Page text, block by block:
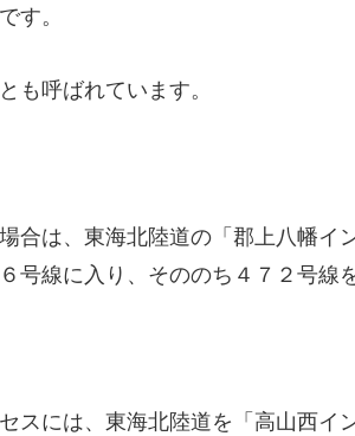
す。
も呼ばれています。
合は、東海北陸道の「郡上八幡イ
号線に入り、そののち４７２号線
スには、東海北陸道を「高山西イ